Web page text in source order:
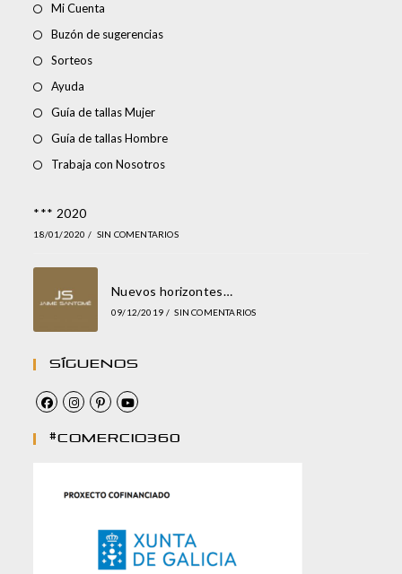
Mi Cuenta
Buzón de sugerencias
Sorteos
Ayuda
Guía de tallas Mujer
Guía de tallas Hombre
Trabaja con Nosotros
*** 2020
18/01/2020 / SIN COMENTARIOS
Nuevos horizontes…
09/12/2019 / SIN COMENTARIOS
Síguenos
#comercio360